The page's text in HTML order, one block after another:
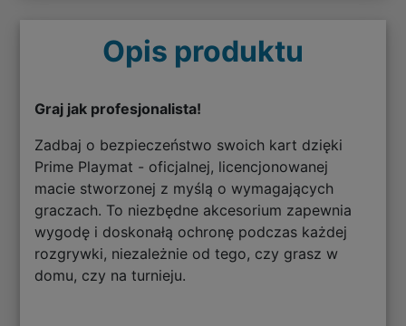
Opis produktu
Graj jak profesjonalista!
Zadbaj o bezpieczeństwo swoich kart dzięki
Prime Playmat - oficjalnej, licencjonowanej
macie stworzonej z myślą o wymagających
graczach. To niezbędne akcesorium zapewnia
wygodę i doskonałą ochronę podczas każdej
rozgrywki, niezależnie od tego, czy grasz w
domu, czy na turnieju.